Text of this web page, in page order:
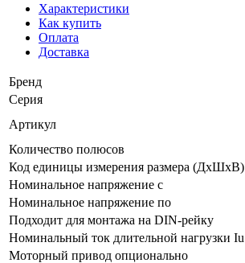
Характеристики
Как купить
Оплата
Доставка
Бренд
Серия
Артикул
Количество полюсов
Код единицы измерения размера (ДхШхВ)
Номинальное напряжение с
Номинальное напряжение по
Подходит для монтажа на DIN-рейку
Номинальный ток длительной нагрузки Iu
Моторный привод опционально